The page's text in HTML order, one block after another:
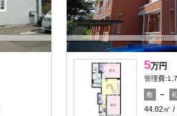
5万円
管理費
敷 －
44.82㎡